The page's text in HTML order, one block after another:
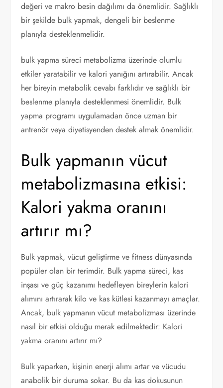
değeri ve makro besin dağılımı da önemlidir. Sağlıklı
bir şekilde bulk yapmak, dengeli bir beslenme
planıyla desteklenmelidir.
bulk yapma süreci metabolizma üzerinde olumlu
etkiler yaratabilir ve kalori yanığını artırabilir. Ancak
her bireyin metabolik cevabı farklıdır ve sağlıklı bir
beslenme planıyla desteklenmesi önemlidir. Bulk
yapma programı uygulamadan önce uzman bir
antrenör veya diyetisyenden destek almak önemlidir.
Bulk yapmanın vücut
metabolizmasına etkisi:
Kalori yakma oranını
artırır mı?
Bulk yapmak, vücut geliştirme ve fitness dünyasında
popüler olan bir terimdir. Bulk yapma süreci, kas
inşası ve güç kazanımı hedefleyen bireylerin kalori
alımını artırarak kilo ve kas kütlesi kazanmayı amaçlar.
Ancak, bulk yapmanın vücut metabolizması üzerinde
nasıl bir etkisi olduğu merak edilmektedir: Kalori
yakma oranını artırır mı?
Bulk yaparken, kişinin enerji alımı artar ve vücudu
anabolik bir duruma sokar. Bu da kas dokusunun